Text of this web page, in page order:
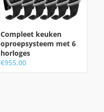
Compleet keuken
oproepsysteem met 6
horloges
€955,00